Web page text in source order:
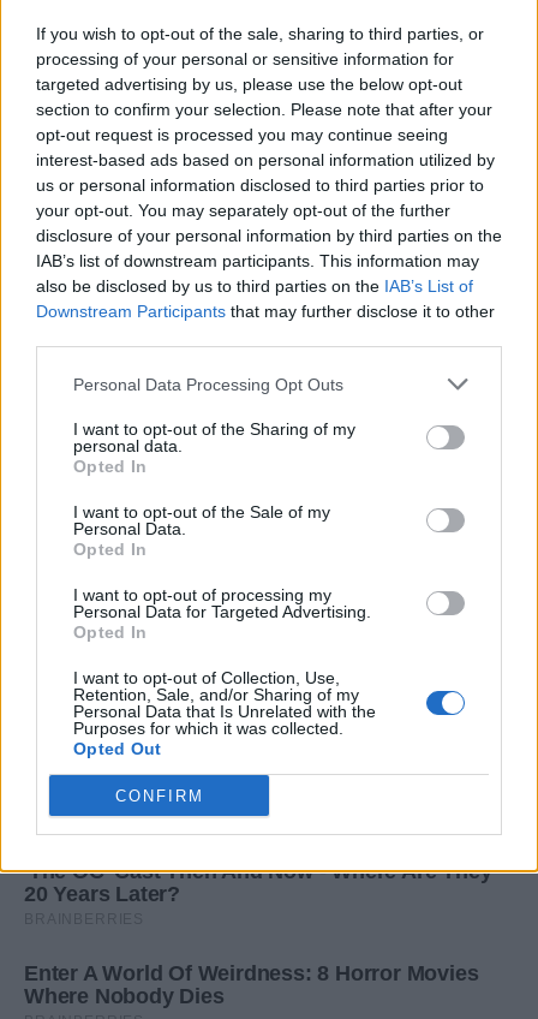
If you wish to opt-out of the sale, sharing to third parties, or
processing of your personal or sensitive information for
targeted advertising by us, please use the below opt-out
section to confirm your selection. Please note that after your
opt-out request is processed you may continue seeing
interest-based ads based on personal information utilized by
us or personal information disclosed to third parties prior to
your opt-out. You may separately opt-out of the further
disclosure of your personal information by third parties on the
IAB’s list of downstream participants. This information may
also be disclosed by us to third parties on the IAB’s List of
Downstream Participants that may further disclose it to other
Personal Data Processing Opt Outs
I want to opt-out of the Sharing of my
personal data.
Opted In
I want to opt-out of the Sale of my
Personal Data.
Opted In
I want to opt-out of processing my
Personal Data for Targeted Advertising.
Opted In
I want to opt-out of Collection, Use,
Retention, Sale, and/or Sharing of my
Personal Data that Is Unrelated with the
Purposes for which it was collected.
Opted Out
CONFIRM